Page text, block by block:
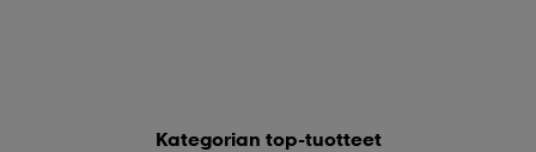
Kategorian top-tuotteet